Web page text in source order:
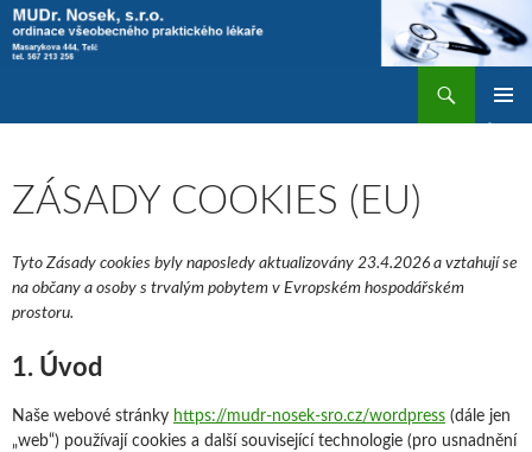
Přejít
ZÁSADY COOKIES (EU)
Tyto Zásady cookies byly naposledy aktualizovány 23.4.2026 a vztahují se
na občany a osoby s trvalým pobytem v Evropském hospodářském
prostoru.
1. Úvod
Naše webové stránky https://mudr-nosek-sro.cz/wordpress (dále jen
„web“) používají cookies a další související technologie (pro usnadnění